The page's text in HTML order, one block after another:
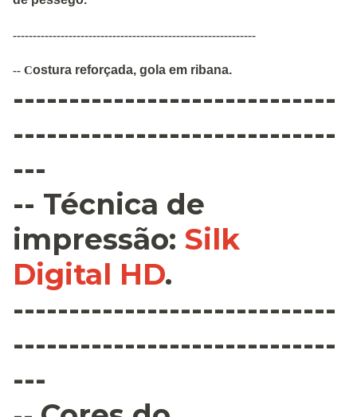
-------------------------------------------------------------
-- Costura reforçada, gola em ribana.
-----------------------------
-----------------------------
---
-- Técnica de
impressão: Silk
Digital HD.
-----------------------------
-----------------------------
---